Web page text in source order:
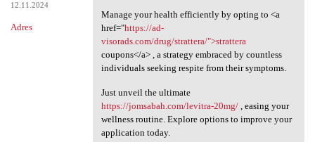
12.11.2024
Adres
Manage your health efficiently by opting to <a
href="https://ad-
visorads.com/drug/strattera/">strattera
coupons</a> , a strategy embraced by countless
individuals seeking respite from their symptoms.
Just unveil the ultimate
https://jomsabah.com/levitra-20mg/, easing your
wellness routine. Explore options to improve your
application today.